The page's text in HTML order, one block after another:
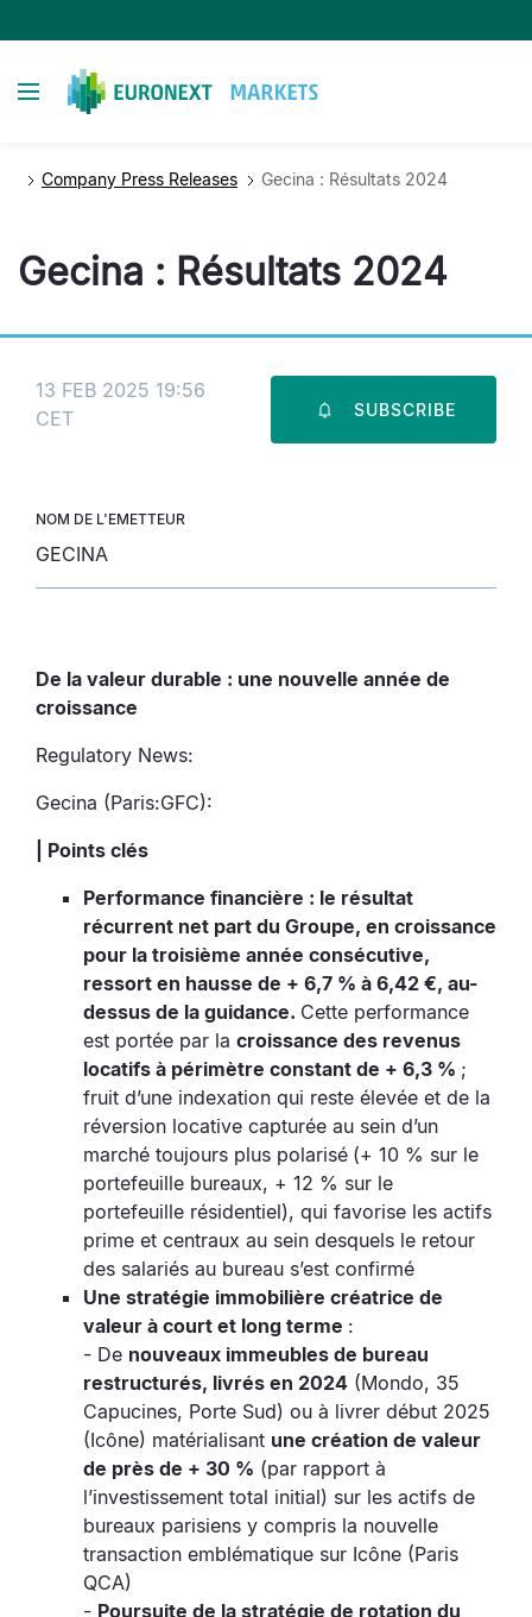
au
principal
Toggle navigation
Company Press Releases Gecina : Résultats 2024
Gecina : Résultats 2024
13 FEB 2025 19:56
CET
SUBSCRIBE
NOM DE L'EMETTEUR
GECINA
De la valeur durable : une nouvelle année de
croissance
Regulatory News:
Gecina (Paris:GFC):
| Points clés
Performance financière : le résultat
récurrent net part du Groupe, en croissance
pour la troisième année consécutive,
ressort en hausse de + 6,7 % à 6,42 €, au-
dessus de la guidance. Cette performance
est portée par la croissance des revenus
locatifs à périmètre constant de + 6,3 % ;
fruit d’une indexation qui reste élevée et de la
réversion locative capturée au sein d’un
marché toujours plus polarisé (+ 10 % sur le
portefeuille bureaux, + 12 % sur le
portefeuille résidentiel), qui favorise les actifs
prime et centraux au sein desquels le retour
des salariés au bureau s’est confirmé
Une stratégie immobilière créatrice de
valeur à court et long terme :
- De nouveaux immeubles de bureau
restructurés, livrés en 2024 (Mondo, 35
Capucines, Porte Sud) ou à livrer début 2025
(Icône) matérialisant une création de valeur
de près de + 30 % (par rapport à
l’investissement total initial) sur les actifs de
bureaux parisiens y compris la nouvelle
transaction emblématique sur Icône (Paris
QCA)
- Poursuite de la stratégie de rotation du